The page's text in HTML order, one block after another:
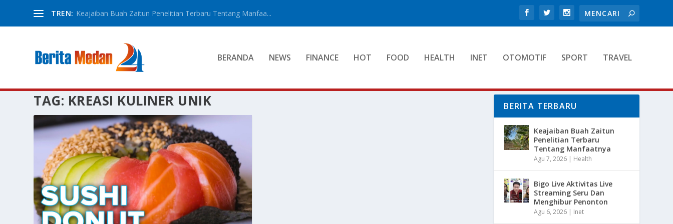
TREN: Keajaiban Buah Zaitun Penelitian Terbaru Tentang Manfaa...
BERANDA NEWS FINANCE HOT FOOD HEALTH INET OTOMOTIF SPORT TRAVEL
TAG: KREASI KULINER UNIK BERITA TERBARU
Keajaiban Buah Zaitun
Penelitian Terbaru
Tentang Manfaatnya
Agu 7, 2026 | Health
Bigo Live Aktivitas Live
Streaming Seru Dan
Menghibur Penonton
Agu 6, 2026 | Inet